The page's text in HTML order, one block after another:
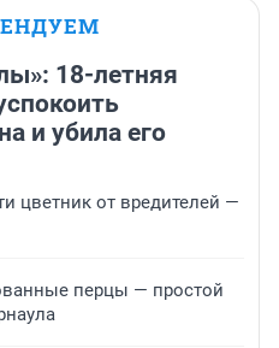
18-летняя
и убила его
цветник от вредителей —
перцы — простой